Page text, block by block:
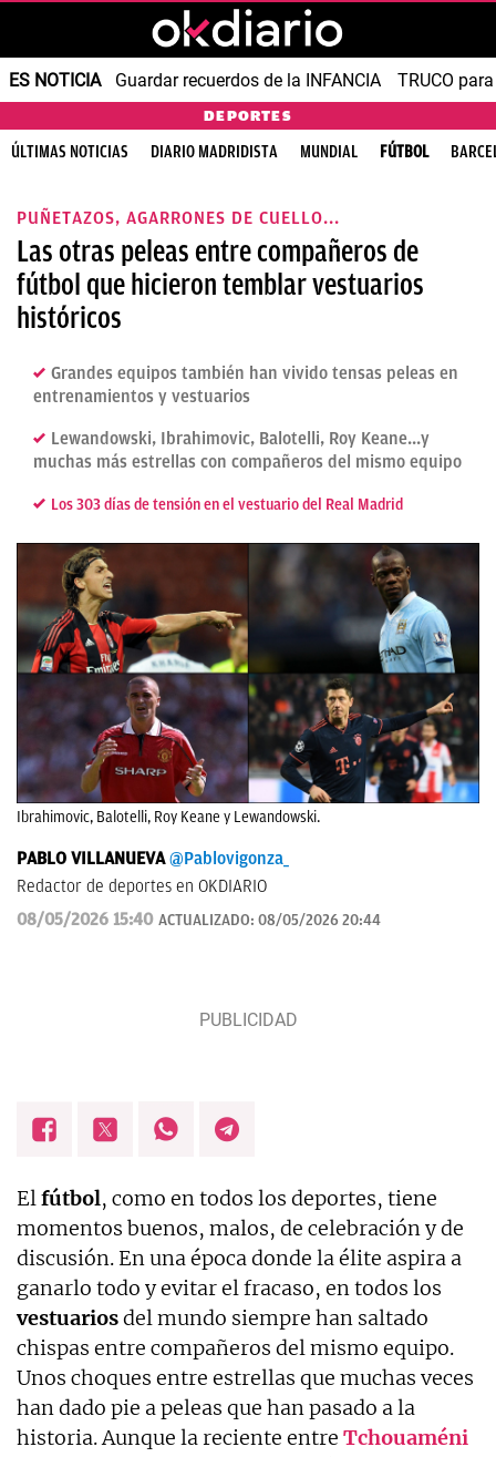
ES NOTICIA Guardar recuerdos de la INFANCIA TRUCO
DEPORTES
ÚLTIMAS NOTICIAS DIARIO MADRIDISTA MUNDIAL FÚTBOL
PUÑETAZOS, AGARRONES DE CUELLO...
Las otras peleas entre compañeros de
fútbol que hicieron temblar vestuarios
históricos
Grandes equipos también han vivido tensas peleas en
entrenamientos y vestuarios
Lewandowski, Ibrahimovic, Balotelli, Roy Keane...y
muchas más estrellas con compañeros del mismo equipo
Los 303 días de tensión en el vestuario del Real Madrid
Ibrahimovic, Balotelli, Roy Keane y Lewandowski.
PABLO VILLANUEVA @Pablovigonza_
Redactor de deportes en OKDIARIO
08/05/2026 15:40 ACTUALIZADO: 08/05/2026 20:44
Elfútbol, como en todos los deportes, tiene
momentos buenos, malos, de celebración y de
discusión. En una época donde la élite aspira a
ganarlo todo y evitar el fracaso, en todos los
vestuariosdel mundo siempre han saltado
chispas entre compañeros del mismo equipo.
Unos choques entre estrellas que muchas veces
han dado pie a peleas que han pasado a la
historia. Aunque la reciente entre Tchouaméni